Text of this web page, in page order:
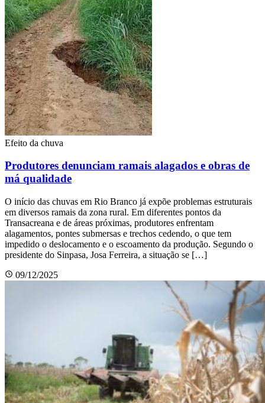
Efeito da chuva
Produtores denunciam ramais alagados e obras de
má qualidade
O início das chuvas em Rio Branco já expõe problemas estruturais
em diversos ramais da zona rural. Em diferentes pontos da
Transacreana e de áreas próximas, produtores enfrentam
alagamentos, pontes submersas e trechos cedendo, o que tem
impedido o deslocamento e o escoamento da produção. Segundo o
presidente do Sinpasa, Josa Ferreira, a situação se […]
09/12/2025